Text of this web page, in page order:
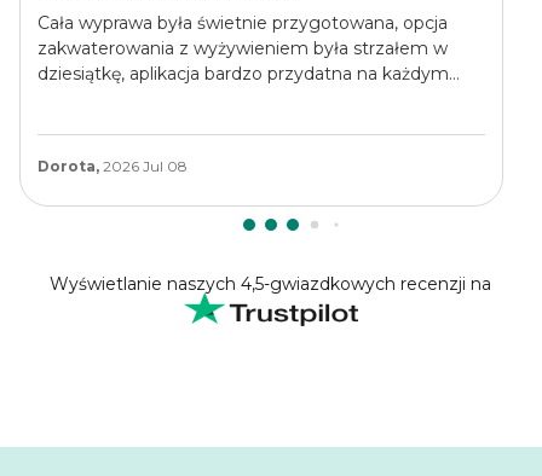
Cała wyprawa była świetnie przygotowana, opcja
zakwaterowania z wyżywieniem była strzałem w
dziesiątkę, aplikacja bardzo przydatna na każdym
Dorota, 2026 Jul 08
Wyświetlanie naszych 4,5-gwiazdkowych recenzji na